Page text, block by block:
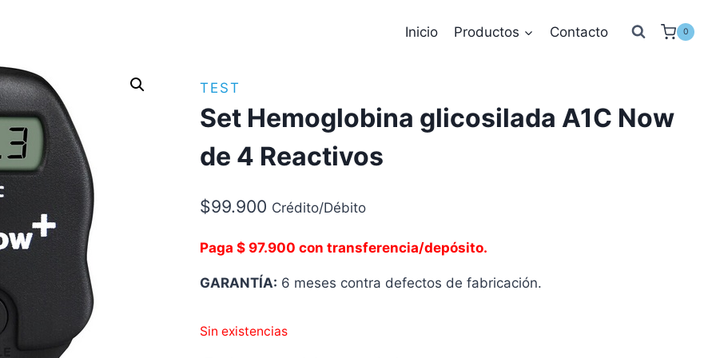
Inicio Productos Contacto 0
TEST
Set Hemoglobina glicosilada A1C Now
de 4 Reactivos
$99.900 Crédito/Débito
Paga $ 97.900 con transferencia/depósito.
GARANTÍA: 6 meses contra defectos de fabricación.
Sin existencias